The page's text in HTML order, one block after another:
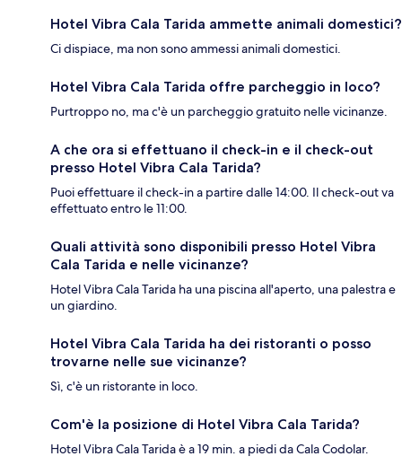
Hotel Vibra Cala Tarida ammette animali domestici?
Ci dispiace, ma non sono ammessi animali domestici.
Hotel Vibra Cala Tarida offre parcheggio in loco?
Purtroppo no, ma c'è un parcheggio gratuito nelle vicinanze.
A che ora si effettuano il check-in e il check-out
presso Hotel Vibra Cala Tarida?
Puoi effettuare il check-in a partire dalle 14:00. Il check-out va
effettuato entro le 11:00.
Quali attività sono disponibili presso Hotel Vibra
Cala Tarida e nelle vicinanze?
Hotel Vibra Cala Tarida ha una piscina all'aperto, una palestra e
un giardino.
Hotel Vibra Cala Tarida ha dei ristoranti o posso
trovarne nelle sue vicinanze?
Sì, c'è un ristorante in loco.
Com'è la posizione di Hotel Vibra Cala Tarida?
Hotel Vibra Cala Tarida è a 19 min. a piedi da Cala Codolar.